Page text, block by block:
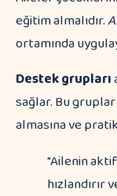
eğitim almalıdır.
ortamında
Destek grupları
sağlar. Bu
almasına ve
"Ailenin
hızlandırır